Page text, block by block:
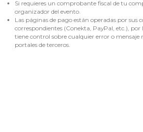
Si requieres un comprobante fiscal de tu
organizador del evento.
Las páginas de pago están operadas por sus
correspondientes (Conekta, PayPal, etc.),
tiene control sobre cualquier error o mensaje
portales de terceros.